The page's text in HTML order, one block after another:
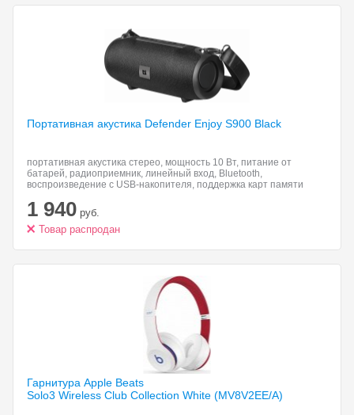
Портативная акустика Defender Enjoy S900 Black
портативная акустика стерео, мощность 10 Вт, питание от
батарей, радиоприемник, линейный вход, Bluetooth,
воспроизведение с USB-накопителя, поддержка карт памяти
1 940 руб.
Товар распродан
Гарнитура Apple Beats
Solo3 Wireless Club Collection White (MV8V2EE/A)